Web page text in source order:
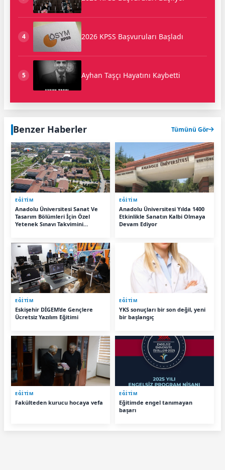
4 2026 KPSS Başvuruları Başladı
5 Ayhan Taşçı Hayatını Kaybetti
Benzer Haberler Tümünü Gör
EĞİTİM
Anadolu Üniversitesi Sanat Ve
Tasarım Bölümleri İçin Özel
Yetenek Sınavı Takvimini
EĞİTİM
Anadolu Üniversitesi Yılda 1400
Etkinlikle Sanatın Kalbi Olmaya
Devam Ediyor
EĞİTİM
Eskişehir DİGEM’de Gençlere
Ücretsiz Yazılım Eğitimi
EĞİTİM
YKS sonuçları bir son değil, yeni
bir başlangıç
EĞİTİM
Fakülteden kurucu hocaya vefa
EĞİTİM
Eğitimde engel tanımayan
başarı